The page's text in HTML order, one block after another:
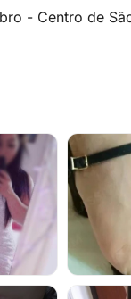
- Centro de